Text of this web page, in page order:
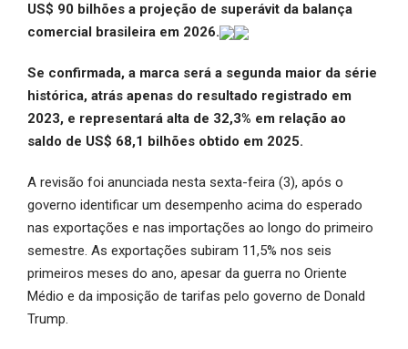
US$ 90 bilhões a projeção de superávit da balança
comercial brasileira em 2026.
Se confirmada, a marca será a segunda maior da série
histórica, atrás apenas do resultado registrado em
2023, e representará alta de 32,3% em relação ao
saldo de US$ 68,1 bilhões obtido em 2025.
A revisão foi anunciada nesta sexta-feira (3), após o
governo identificar um desempenho acima do esperado
nas exportações e nas importações ao longo do primeiro
semestre. As exportações subiram 11,5% nos seis
primeiros meses do ano, apesar da guerra no Oriente
Médio e da imposição de tarifas pelo governo de Donald
Trump.